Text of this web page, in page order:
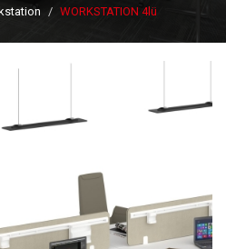
WORKSTATION 4lü